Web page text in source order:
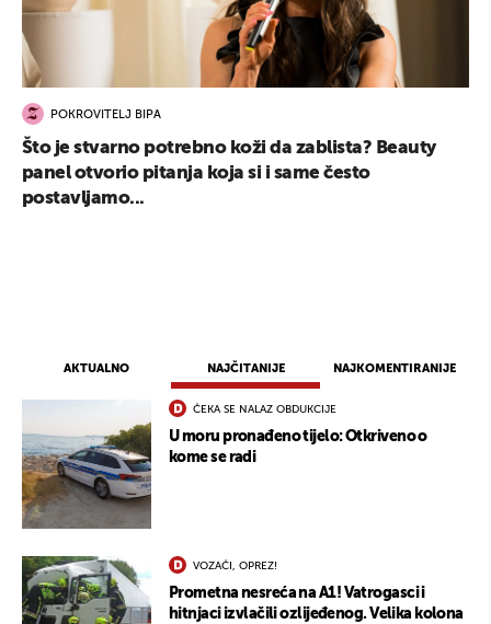
AKTUALNO NAJČITANIJE NAJKOMENTIRANIJE
ČEKA SE NALAZ OBDUKCIJE
U moru pronađeno tijelo: Otkriveno o
kome se radi
VOZAČI, OPREZ!
Prometna nesreća na A1! Vatrogasci i
hitnjaci izvlačili ozlijeđenog. Velika kolona
POKROVITELJ BIPA
Što je stvarno potrebno koži da zablista? Beauty
panel otvorio pitanja koja si i same često
postavljamo...